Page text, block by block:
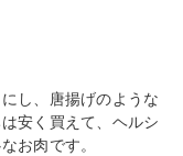
し、唐揚げのような
安く買えて、ヘルシ
お肉です。